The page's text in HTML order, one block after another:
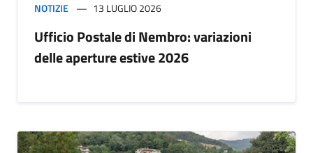
NOTIZIE 13 LUGLIO 2026
Ufficio Postale di Nembro: variazioni
delle aperture estive 2026